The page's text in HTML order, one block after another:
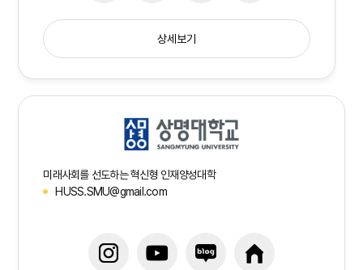
상세보기
미래사회를 선도하는 혁신형 인재양성대학
HUSS.SMU@gmail.com